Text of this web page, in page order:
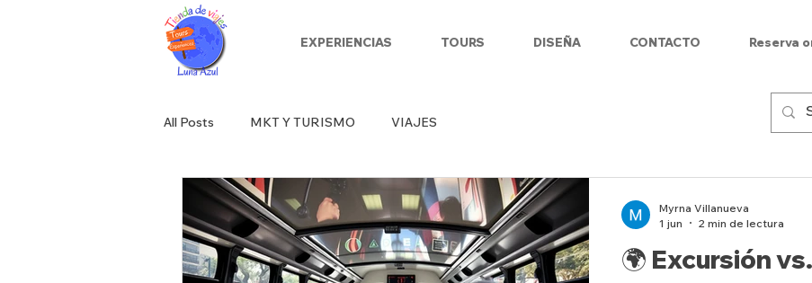
EXPERIENCIAS TOURS DISEÑA CONTACTO Reserva
All Posts MKT Y TURISMO VIAJES
🌍 Excursión
Myrna Villanueva
1 jun
2 min de lectura